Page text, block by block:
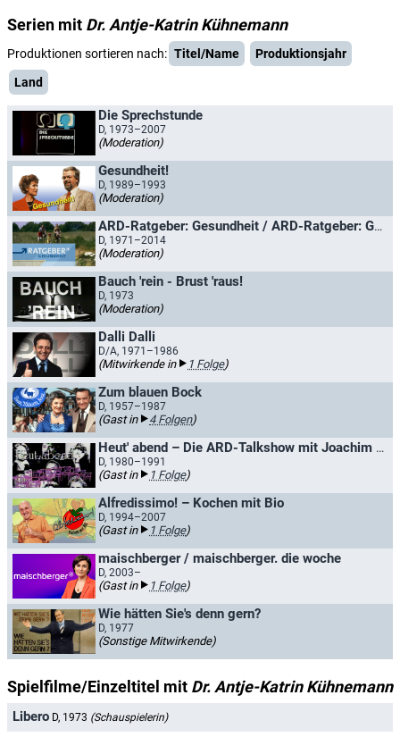
Serien mit Dr. Antje-Katrin Kühnemann
Produktionen sortieren nach: Titel/Name
Produktionsjahr
Land
Die Sprechstunde
D, 1973–2007
(Moderation)
Gesundheit!
D, 1989–1993
(Moderation)
ARD-Ratgeber: Gesundheit / ARD-Ratgeber: Gesundheit/Medizin
D, 1971–2014
(Moderation)
Bauch 'rein - Brust 'raus!
D, 1973
(Moderation)
Dalli Dalli
D/A, 1971–1986
(Mitwirkende in 1 Folge)
Zum blauen Bock
D, 1957–1987
(Gast in 4 Folgen)
Heut' abend – Die ARD-Talkshow mit Joachim Fuchsberger
D, 1980–1991
(Gast in 1 Folge)
Alfredissimo! – Kochen mit Bio
D, 1994–2007
(Gast in 1 Folge)
maischberger / maischberger. die woche
D, 2003–
(Gast in 1 Folge)
Wie hätten Sie's denn gern?
D, 1977
(Sonstige Mitwirkende)
Spielfilme/Einzeltitel mit Dr. Antje-Katrin Kühnemann
Libero D, 1973 (Schauspielerin)